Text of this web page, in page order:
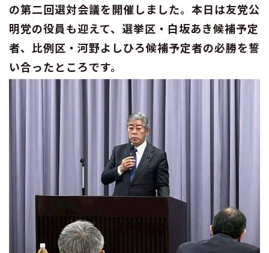
の第二回選対会議を開催しました。本日は友党公
明党の役員も迎えて、選挙区・白坂あき候補予定
者、比例区・河野よしひろ候補予定者の必勝を誓
い合ったところです。